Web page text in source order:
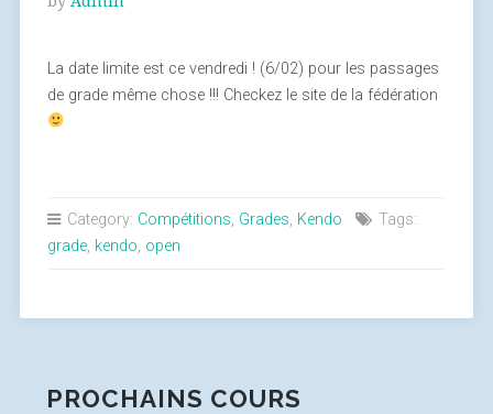
La date limite est ce vendredi ! (6/02) pour les passages
de grade même chose !!! Checkez le site de la fédération
Category: Compétitions, Grades, Kendo
Tags:
grade, kendo, open
PROCHAINS COURS